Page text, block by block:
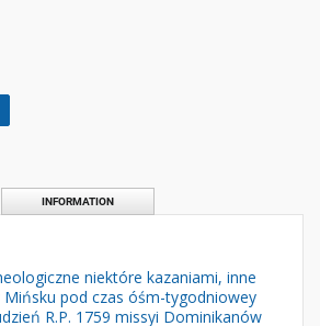
INFORMATION
niektóre kazaniami, inne
pod czas óśm-tygodniowey
R.P. 1759 missyi Dominikanów